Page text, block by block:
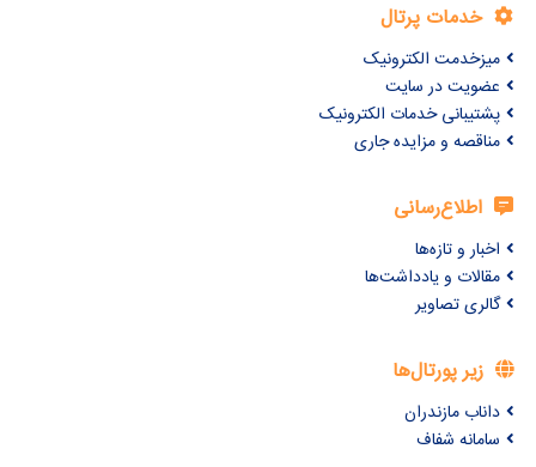
خدمات پرتال
میزخدمت الکترونیک
عضویت در سایت
پشتیبانی خدمات الکترونیک
مناقصه و مزایده جاری
اطلاع‌رسانی
اخبار و تازه‌ها
مقالات و یادداشت‌ها
گالری تصاویر
زیر پورتال‌ها
داناب مازندران
سامانه شفاف